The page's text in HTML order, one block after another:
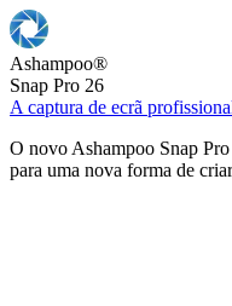
Ashampoo®
Snap Pro 26
A captura de ecrã
O novo Ashampoo Snap
para uma nova forma de